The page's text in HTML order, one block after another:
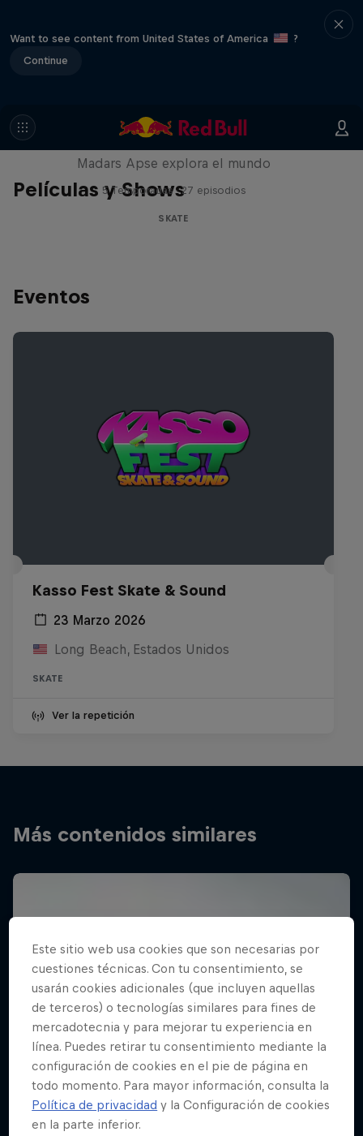
Want to see content from United States of America
?
Continue
Películas y Shows
Skate Tales
Madars Apse explora el mundo
5 Temporadas · 27 episodios
SKATE
Eventos
Kasso Fest Skate & Sound
23 Marzo 2026
Long Beach, Estados Unidos
SKATE
Ver la repetición
Más contenidos similares
Este sitio web usa cookies que son necesarias por
cuestiones técnicas. Con tu consentimiento, se
usarán cookies adicionales (que incluyen aquellas
de terceros) o tecnologías similares para fines de
mercadotecnia y para mejorar tu experiencia en
línea. Puedes retirar tu consentimiento mediante la
configuración de cookies en el pie de página en
todo momento. Para mayor información, consulta la
Política de privacidad y la Configuración de cookies
en la parte inferior.